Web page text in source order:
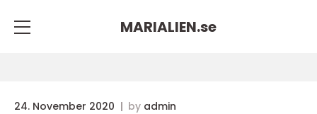
MARIALIEN.se
24. November 2020 by admin